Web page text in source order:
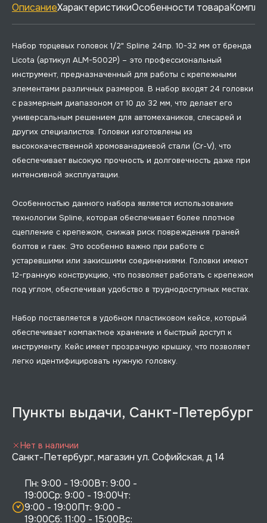
ОписаниеХарактеристикиОсобенности товара
Набор торцевых головок 1/2" Spline 24пр. 10-32 мм от бренда
Licota (артикул ALM-5002P) – это профессиональный
инструмент, предназначенный для работы с крепежными
элементами различных размеров. В набор входят 24 головки
с размерным диапазоном от 10 до 32 мм, что делает его
универсальным решением для автомехаников, слесарей и
других специалистов. Головки изготовлены из
высококачественной хромованадиевой стали (Cr-V), что
обеспечивает высокую прочность и долговечность даже при
интенсивной эксплуатации.
Особенностью данного набора является использование
технологии Spline, которая обеспечивает более плотное
сцепление с крепежом, снижая риск повреждения граней
болтов и гаек. Это особенно важно при работе с
устаревшими или закисшими соединениями. Головки имеют
12-гранную конструкцию, что позволяет работать с крепежом
под углом, обеспечивая удобство в труднодоступных местах.
Набор поставляется в удобном пластиковом кейсе, который
обеспечивает компактное хранение и быстрый доступ к
инструменту. Кейс имеет прозрачную крышку, что позволяет
легко идентифицировать нужную головку.
Пункты выдачи, Санкт-Петербург
Санкт-Петербург, магазин ул. Софийская, д 14
Пн: 9:00 - 19:00Вт: 9:00 -
19:00Ср: 9:00 - 19:00Чт:
9:00 - 19:00Пт: 9:00 -
19:00Сб: 11:00 - 15:00Вс:
Нет в наличии